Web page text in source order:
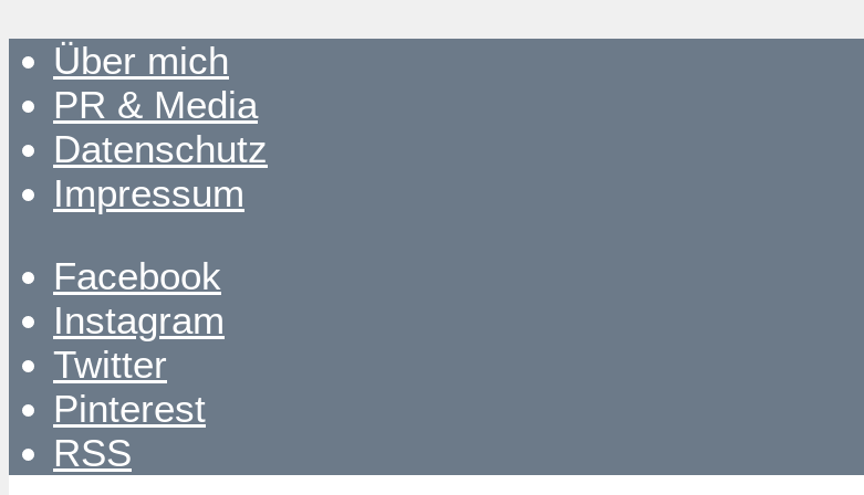
Über mich
PR & Media
Datenschutz
Impressum
Facebook
Instagram
Twitter
Pinterest
RSS